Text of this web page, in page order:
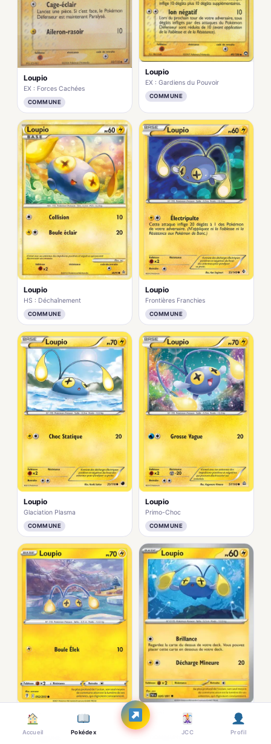
Loupio
EX : Forces Cachées
COMMUNE
Loupio
EX : Gardiens du Pouvoir
COMMUNE
Loupio
HS : Déchaînement
COMMUNE
Loupio
Frontières Franchies
COMMUNE
Loupio
Glaciation Plasma
COMMUNE
Loupio
Primo-Choc
COMMUNE
Loupio
Évolution Céleste
Loupio
Destinées de Paldea
Accueil Pokédex JCC Profil